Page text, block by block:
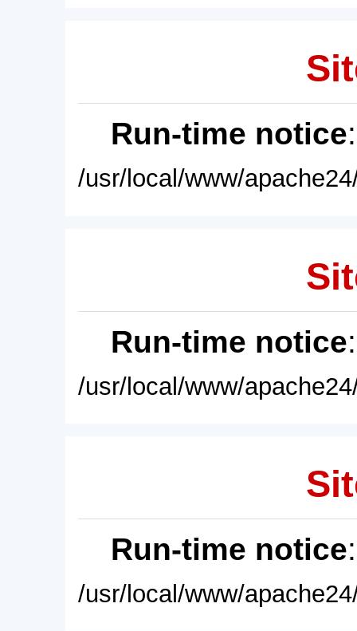
Run-time notice
/usr/local/www/
Run-time notice
/usr/local/www/
Run-time notice
/usr/local/www/